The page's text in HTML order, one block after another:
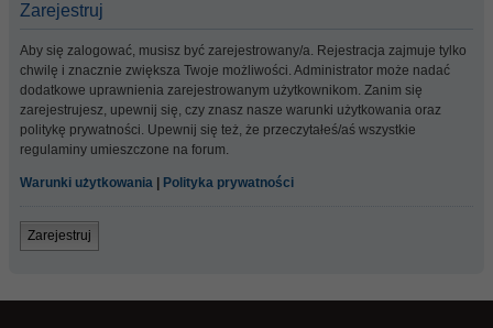
Zarejestruj
Aby się zalogować, musisz być zarejestrowany/a. Rejestracja zajmuje tylko
chwilę i znacznie zwiększa Twoje możliwości. Administrator może nadać
dodatkowe uprawnienia zarejestrowanym użytkownikom. Zanim się
zarejestrujesz, upewnij się, czy znasz nasze warunki użytkowania oraz
politykę prywatności. Upewnij się też, że przeczytałeś/aś wszystkie
regulaminy umieszczone na forum.
Warunki użytkowania Polityka prywatności
Zarejestruj